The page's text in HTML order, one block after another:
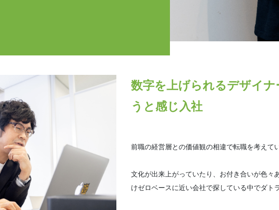
数字を上げられるデザイ
うと感じ入社
前職の経営層との価値観の相違で転職を考えて
文化が出来上がっていたり、お付き合いが色々
けゼロベースに近い会社で探している中でダト